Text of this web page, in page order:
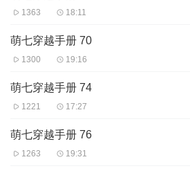
1363 18:11
萌七穿越手册 70
1300 19:16
萌七穿越手册 74
1221 17:27
萌七穿越手册 76
1263 19:31